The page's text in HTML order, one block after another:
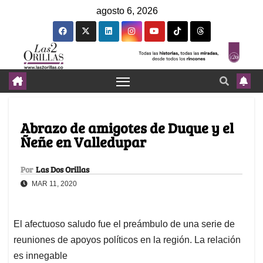
agosto 6, 2026
Abrazo de amigotes de Duque y el
Ñeñe en Valledupar
Por Las Dos Orillas
MAR 11, 2020
El afectuoso saludo fue el preámbulo de una serie de
reuniones de apoyos políticos en la región. La relación
es innegable